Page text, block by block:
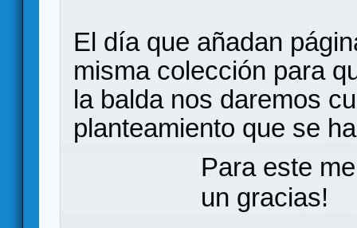
El día que añadan
misma colección para
la balda nos daremos
planteamiento que se
Para este
un gracias!